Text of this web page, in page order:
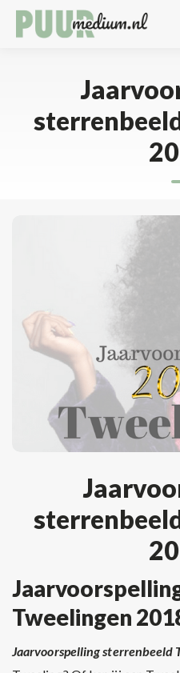
Tweelingen
Jaarvoorspelling sterrenbeeld